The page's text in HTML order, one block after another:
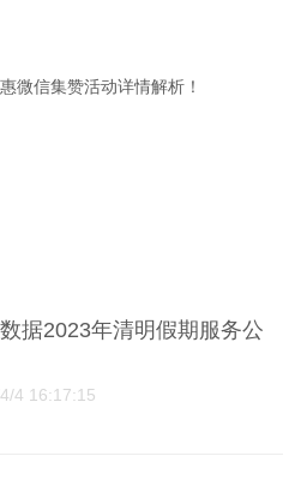
微信集赞活动详情解析！
据2023年清明假期服务公
4 16:17:15